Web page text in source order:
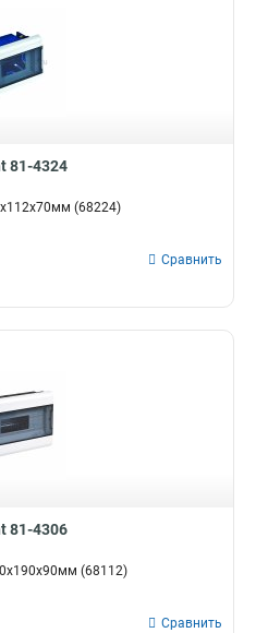
81-4324
(68224)
Сравнить
81-4306
(68112)
Сравнить